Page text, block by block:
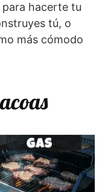
hacerte tu
tú, o
más cómodo